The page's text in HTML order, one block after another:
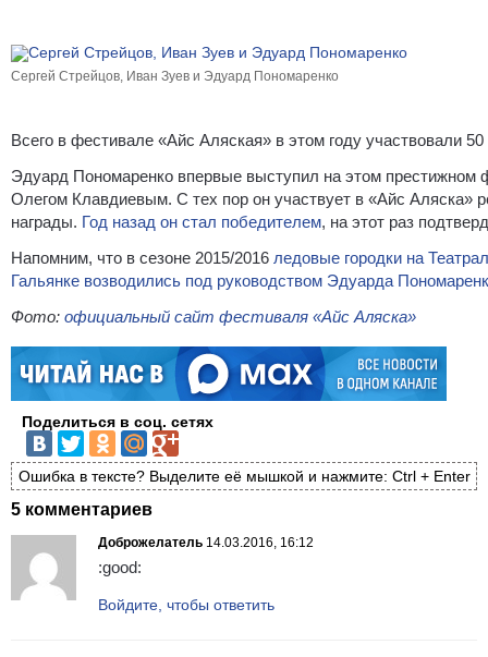
Сергей Стрейцов, Иван Зуев и Эдуард Пономаренко
Всего в фестивале «Айс Аляская» в этом году участвовали
Эдуард Пономаренко впервые выступил на этом престижном
Олегом Клавдиевым. С тех пор он участвует в «Айс Аляска»
награды. Год назад он стал победителем, на этот раз
Напомним, что в сезоне 2015/2016 ледовые городки на
Гальянке возводились под руководством Эдуарда
Фото: официальный сайт фестиваля «Айс Аляска»
Поделиться в соц. сетях
Ошибка в тексте? Выделите её мышкой и нажмите: Ctrl + Enter
5 комментариев
Доброжелатель 14.03.2016, 16:12
:good:
Войдите, чтобы ответить